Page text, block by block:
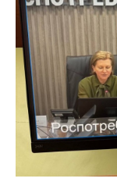
Горячая
Сообщить
цен на
Сообщить
цен на
изделия